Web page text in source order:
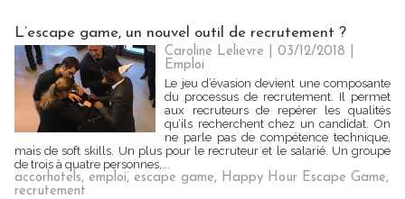
L’escape game, un nouvel outil de recrutement ?
Caroline Lelievre | 03/12/2018
Emploi
Le jeu d’évasion devient une composante
du processus de recrutement. Il permet
aux recruteurs de repérer les qualités
qu’ils recherchent chez un candidat. On
ne parle pas de compétence technique,
mais de soft skills. Un plus pour le recruteur et le salarié. Un groupe
de trois à quatre personnes,...
accorhotels, emploi, escape game, Happy Hour Escape Game,
recrutement